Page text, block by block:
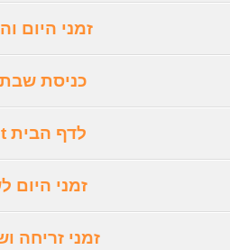
זמני היום
כניסת
לדף הבית 2net
זמני היום
זמני זריחה